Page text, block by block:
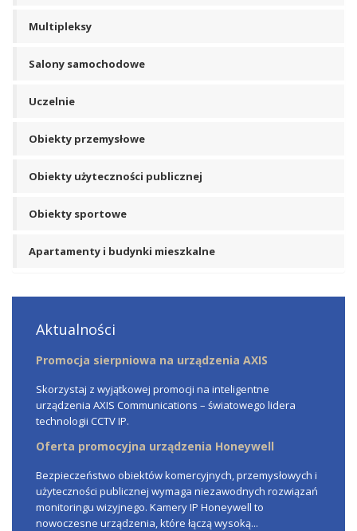
Multipleksy
Salony samochodowe
Uczelnie
Obiekty przemysłowe
Obiekty użyteczności publicznej
Obiekty sportowe
Apartamenty i budynki mieszkalne
Aktualności
Promocja sierpniowa na urządzenia AXIS
Skorzystaj z wyjątkowej promocji na inteligentne
urządzenia AXIS Communications – światowego lidera
technologii CCTV IP.
Oferta promocyjna urządzenia Honeywell
Bezpieczeństwo obiektów komercyjnych, przemysłowych i
użyteczności publicznej wymaga niezawodnych rozwiązań
monitoringu wizyjnego. Kamery IP Honeywell to
nowoczesne urządzenia, które łączą wysoką...